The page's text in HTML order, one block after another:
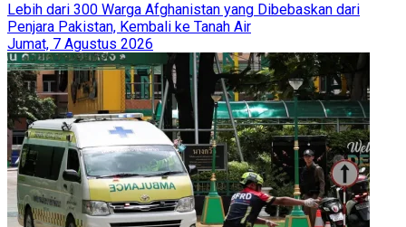
Lebih dari 300 Warga Afghanistan yang Dibebaskan dari
Penjara Pakistan, Kembali ke Tanah Air
Jumat, 7 Agustus 2026